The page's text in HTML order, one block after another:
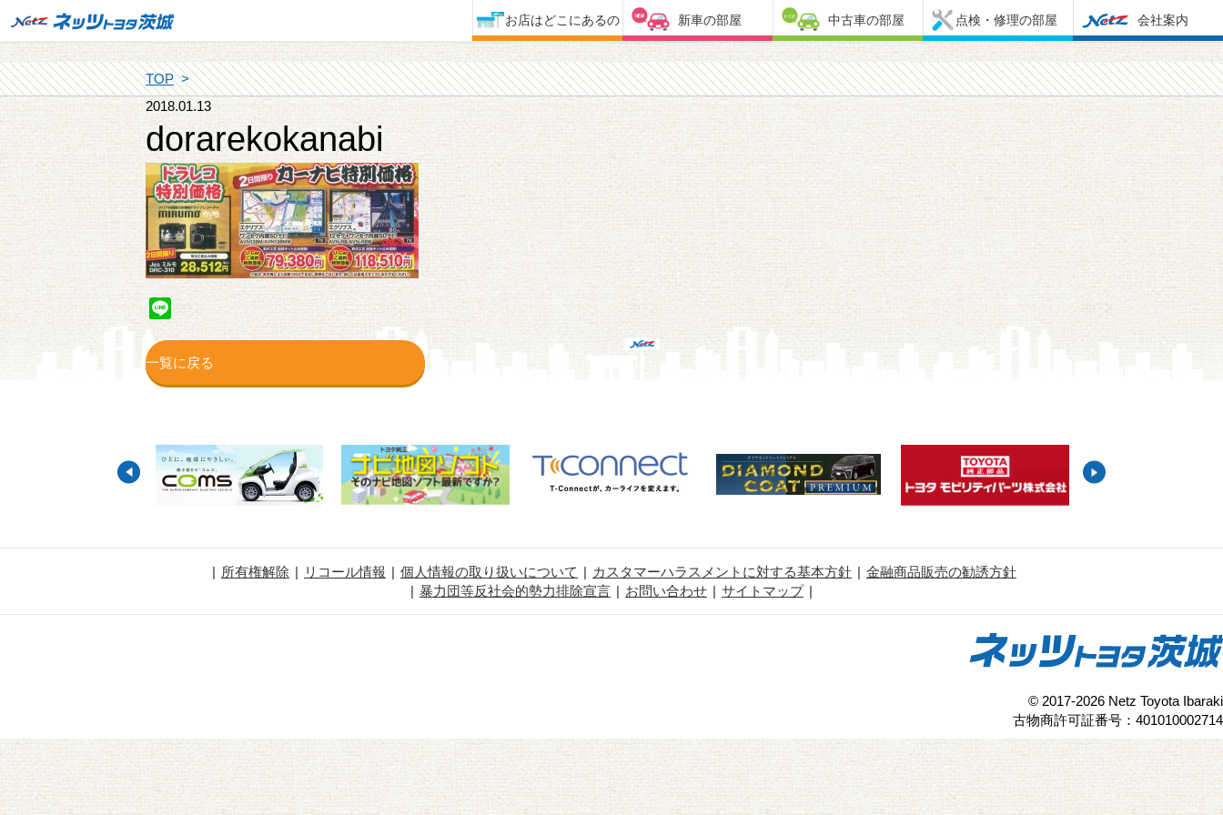
お店はどこにあるの 新車の部屋 中古車の部屋 点検・修理の部屋 会社案内
TOP
2018.01.13
dorarekokanabi
Line
一覧に戻る
所有権解除 リコール情報 個人情報の取り扱いについて カスタマーハラスメントに対する基本方針
金融商品販売の勧誘方針
暴力団等反社会的勢力排除宣言
お問い合わせ サイトマップ
© 2017-2026 Netz Toyota Ibaraki
古物商許可証番号：401010002714